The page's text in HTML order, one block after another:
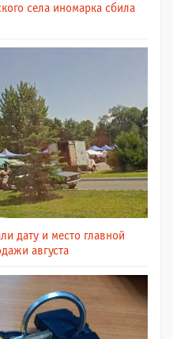
села иномарка сбила
дату и место главной
августа